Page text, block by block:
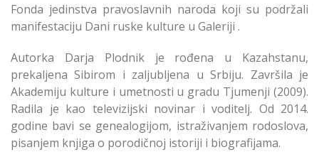
Fonda jedinstva pravoslavnih naroda koji su podržali
manifestaciju Dani ruske kulture u Galeriji .
Autorka Darja Plodnik je rođena u Kazahstanu,
prekaljena Sibirom i zaljubljena u Srbiju. Završila je
Akademiju kulture i umetnosti u gradu Tjumenji (2009).
Radila je kao televizijski novinar i voditelj. Od 2014.
godine bavi se genealogijom, istraživanjem rodoslova,
pisanjem knjiga o porodičnoj istoriji i biografijama.